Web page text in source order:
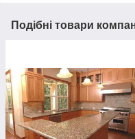
Подібні товари